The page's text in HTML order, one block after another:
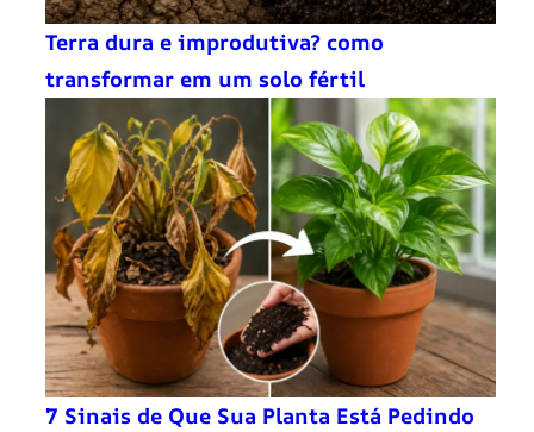
Terra dura e improdutiva? como
transformar em um solo fértil
7 Sinais de Que Sua Planta Está Pedindo